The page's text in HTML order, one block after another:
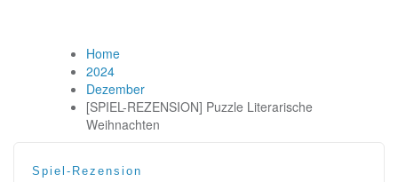
Home
2024
Dezember
[SPIEL-REZENSION] Puzzle Literarische
Weihnachten
Spiel-Rezension